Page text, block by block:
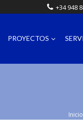
+34 948
PROYECTOS
Inicio